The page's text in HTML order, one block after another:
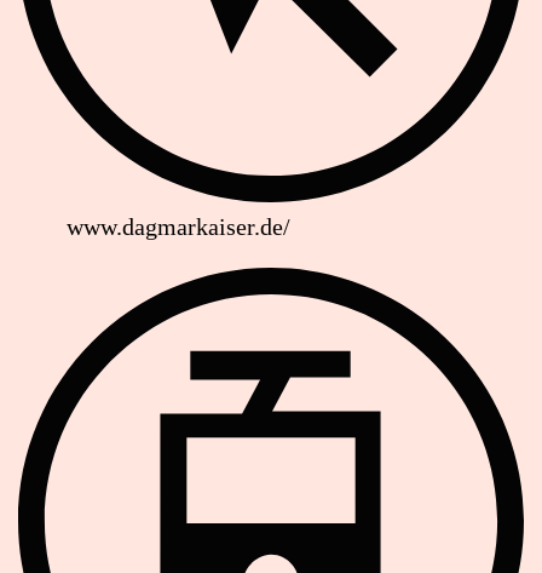
www.dagmarkaiser.de/
Strassenbahn Haltestelle